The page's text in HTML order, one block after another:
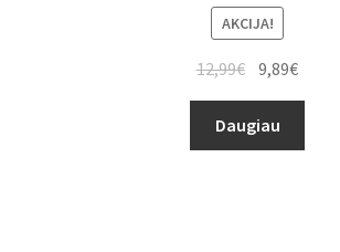
Įvertinimas
: 5.00iš 5
AKCIJA!
12,99€ 9,89€
Daugiau